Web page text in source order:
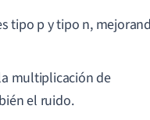
tipo p y tipo n,
multiplicación de
el ruido.